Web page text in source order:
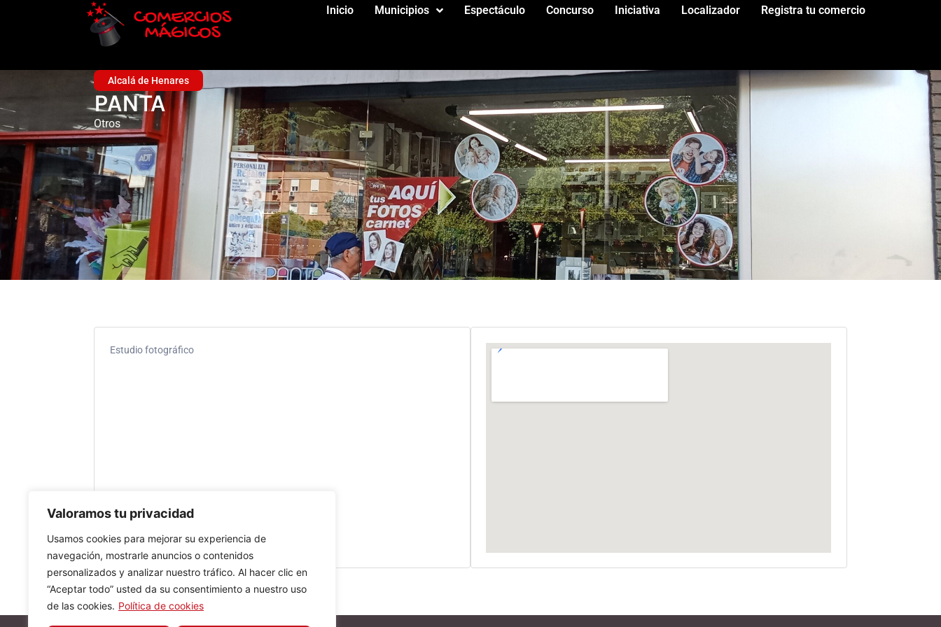
Valoramos tu privacidad
Usamos cookies para mejorar su experiencia de
navegación, mostrarle anuncios o contenidos
personalizados y analizar nuestro tráfico. Al hacer clic en
“Aceptar todo” usted da su consentimiento a nuestro uso
de las cookies. Política de cookies
Inicio Municipios Espectáculo Concurso Iniciativa Localizador Registra tu comercio
Alcalá de Henares
PANTA
Otros
Estudio fotográfico